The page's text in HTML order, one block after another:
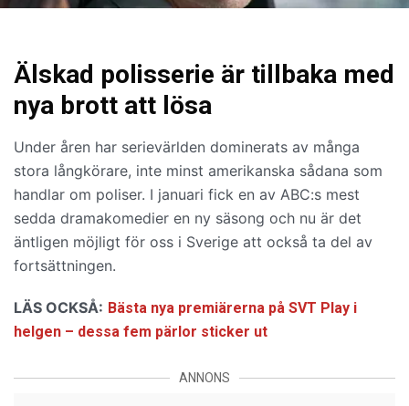
Älskad polisserie är tillbaka med
nya brott att lösa
Under åren har serievärlden dominerats av många
stora långkörare, inte minst amerikanska sådana som
handlar om poliser. I januari fick en av ABC:s mest
sedda dramakomedier en ny säsong och nu är det
äntligen möjligt för oss i Sverige att också ta del av
fortsättningen.
LÄS OCKSÅ: Bästa nya premiärerna på SVT Play i
helgen – dessa fem pärlor sticker ut
ANNONS